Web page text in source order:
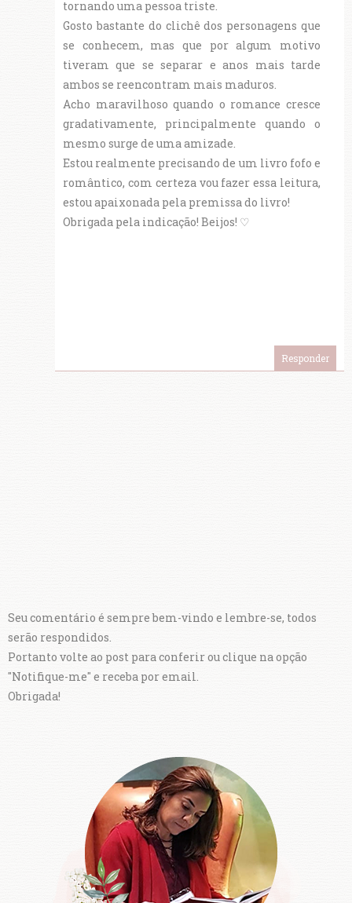
tornando uma pessoa triste.
Gosto bastante do clichê dos personagens que
se conhecem, mas que por algum motivo
tiveram que se separar e anos mais tarde
ambos se reencontram mais maduros.
Acho maravilhoso quando o romance cresce
gradativamente, principalmente quando o
mesmo surge de uma amizade.
Estou realmente precisando de um livro fofo e
romântico, com certeza vou fazer essa leitura,
estou apaixonada pela premissa do livro!
Obrigada pela indicação! Beijos! ♡
Responder
Seu comentário é sempre bem-vindo e lembre-se, todos
serão respondidos.
Portanto volte ao post para conferir ou clique na opção
"Notifique-me" e receba por email.
Obrigada!